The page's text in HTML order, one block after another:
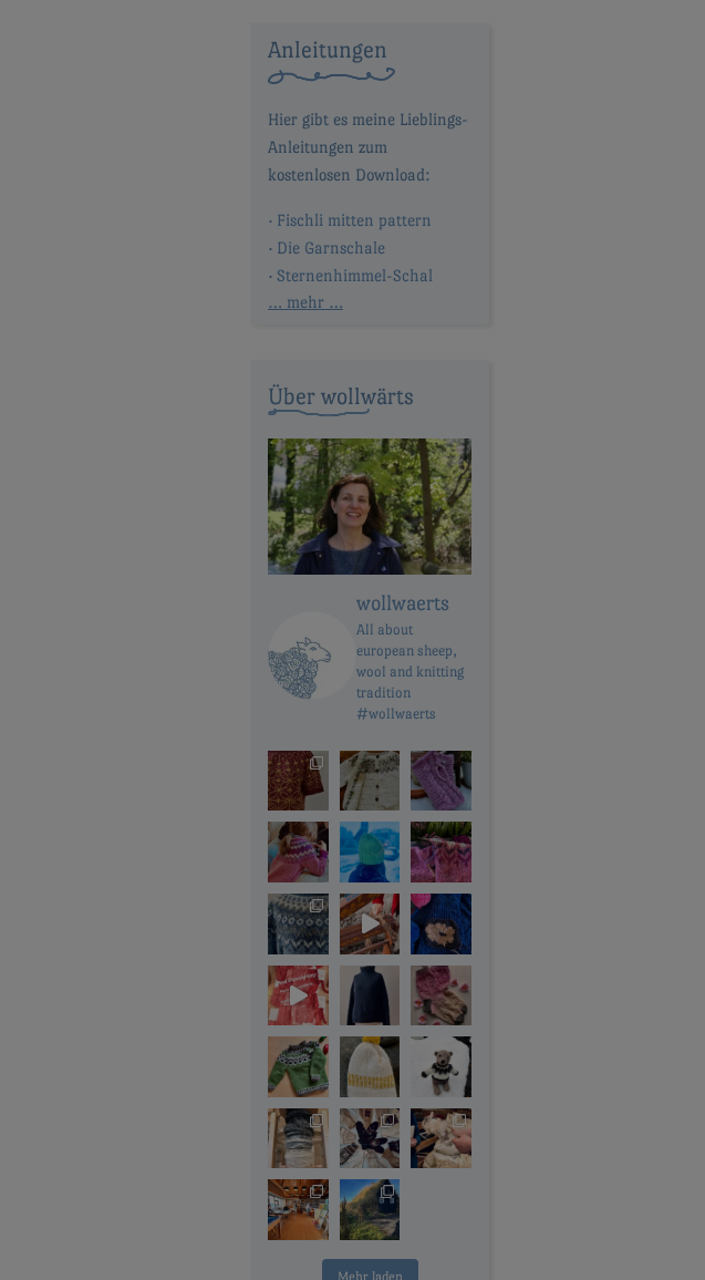
Anleitungen
Fischli mitten pattern
Die Garnschale
Sternenhimmel-Schal
… mehr …
Über wollwärts
wollwaerts
All about
european sheep,
wool and knitting
tradition
#wollwaerts
Mehr laden